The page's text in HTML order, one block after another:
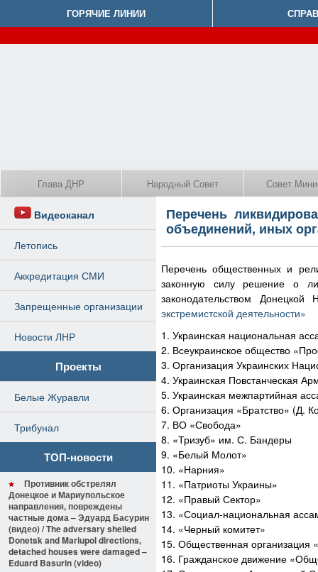
ГОРЯЧИЕ ЛИНИИ
Глава ДНР Народный Совет Совет
Видеоканал
Летопись
Аккредитация СМИ
Запрещенные организации
Новости ЛНР
Проекты
Белые Журавли
Трибунал
ТОП-новости
Противник обстрелял
Донецкое и Мариупольское
направления, повреждены
частные дома – Эдуард Басурин
(видео) / The adversary shelled
Donetsk and Mariupol directions,
detached houses were damaged –
Eduard Basurin (video)
Перечень
объединений, иных
Перечень общественных и
законную силу решение о
законодательством
экстремистской деятельности»
1. Украинская национальная
2. Всеукраинское общество
3. Организация Украинских
4. Украинская Повстанческая
5. Украинская межпартийная
6. Организация «Братство» (Д.
7. ВО «Свобода»
8. «Тризуб» им. С. Бандеры
9. «Белый Молот»
10. «Нарния»
11. «Патриоты Украины»
12. «Правый Сектор»
13. «Социал-национальная
14. «Черный комитет»
15. Общественная организация
16. Гражданское движение